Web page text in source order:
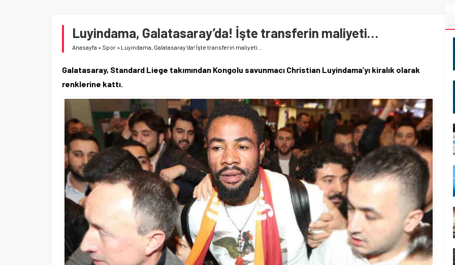
Luyindama, Galatasaray’da! İşte transferin maliyeti…
Anasayfa » Spor » Luyindama, Galatasaray’da! İşte transferin maliyeti…
Galatasaray, Standard Liege takımından Kongolu savunmacı Christian Luyindama’yı kiralık olarak
renklerine kattı.